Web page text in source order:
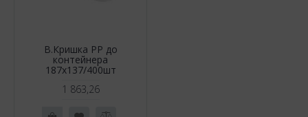
В.Кришка РР до
контейнера
187х137/400шт
1 863,26